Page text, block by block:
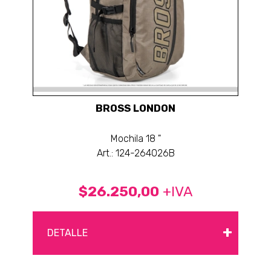
BROSS LONDON
Mochila 18 "
Art.: 124-264026B
$26.250,00 +IVA
DETALLE +